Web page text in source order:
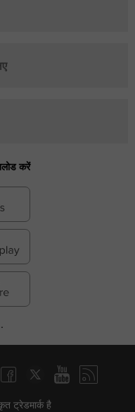
करें
ट्रेडमार्क है